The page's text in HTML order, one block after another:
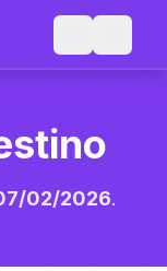
02/2026.